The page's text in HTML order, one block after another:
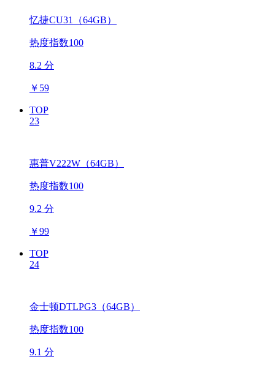
忆捷CU31（64GB）
热度指数100
8.2 分
￥ 59
TOP
23
惠普V222W（64GB）
热度指数100
9.2 分
￥99
TOP
24
金士顿DTLPG3（64GB）
热度指数100
9.1 分